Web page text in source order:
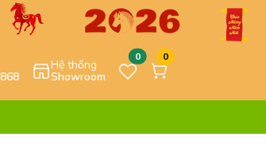
Hệ thống
Showroom
0 0